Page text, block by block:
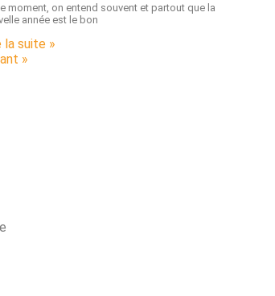
moment, on entend souvent et partout que la
année est le bon
la suite »
»